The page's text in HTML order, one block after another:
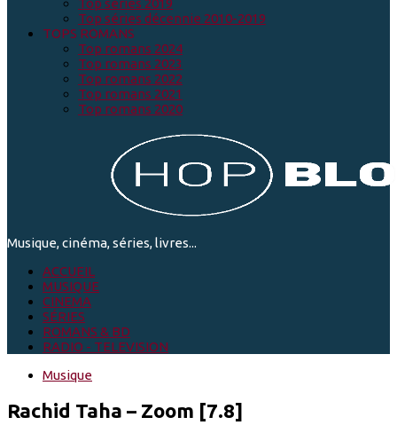
Top séries 2019
Top séries décennie 2010-2019
TOPS ROMANS
Top romans 2024
Top romans 2023
Top romans 2022
Top romans 2021
Top romans 2020
Musique, cinéma, séries, livres...
ACCUEIL
MUSIQUE
CINEMA
SÉRIES
ROMANS & BD
RADIO - TELEVISION
Musique
Rachid Taha – Zoom [7.8]